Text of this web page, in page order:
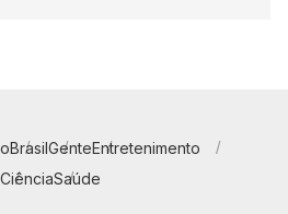
BrasilGenteEntretenimento
CiênciaSaúde